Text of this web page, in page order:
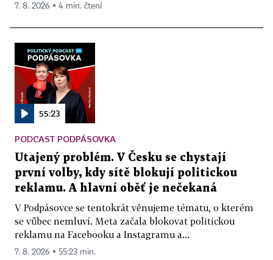
7. 8. 2026 ▪ 4 min. čtení
55:23
PODCAST PODPÁSOVKA
Utajený problém. V Česku se chystají
první volby, kdy sítě blokují politickou
reklamu. A hlavní oběť je nečekaná
V Podpásovce se tentokrát věnujeme tématu, o kterém
se vůbec nemluví. Meta začala blokovat politickou
reklamu na Facebooku a Instagramu a...
7. 8. 2026 ▪ 55:23 min.